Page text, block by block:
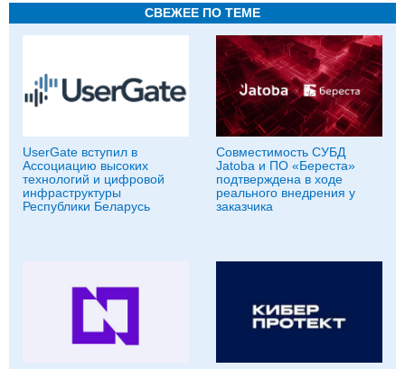
СВЕЖЕЕ ПО ТЕМЕ
UserGate вступил в
Ассоциацию высоких
технологий и цифровой
инфраструктуры
Республики Беларусь
Совместимость СУБД
Jatoba и ПО «Береста»
подтверждена в ходе
реального внедрения у
заказчика